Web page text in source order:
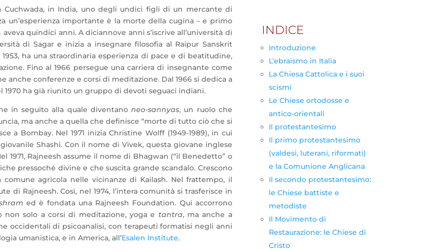
Cuchwada, in India, uno degli undici figli di un mercante di
un’esperienza importante è la morte della cugina – e primo
quindici anni. A diciannove anni s’iscrive all’università di
di Sagar e inizia a insegnare filosofia al Raipur Sanskrit
ha una straordinaria esperienza di pace e di beatitudine,
Fino al 1966 persegue una carriera di insegnante come
anche conferenze e corsi di meditazione. Dal 1966 si dedica a
ha già riunito un gruppo di devoti seguaci indiani.
in seguito alla quale diventanoneo-sannyas, un ruolo che
ma anche a quella che definisce “morte di tutto ciò che si
a Bombay. Nel 1971 inizia Christine Wolff (1949-1989), in cui
Shashi. Con il nome di Vivek, questa giovane inglese
1971, Rajneesh assume il nome di Bhagwan (“il Benedetto” o
pressoché divine e che suscita grande scandalo. Crescono
agricola nelle vicinanze di Kailash. Nel frattempo, il
di Rajneesh. Così, nel 1974, l’intera comunità si trasferisce in
ed è fondata una Rajneesh Foundation. Qui accorrono
solo a corsi di meditazione, yoga e tantra, ma anche a
occidentali di psicoanalisi, con terapeuti formatisi negli anni
umanistica, e in America, all’Esalen Institute.
INDICE
Introduzione
L’ebraismo in Italia
La Chiesa Cattolica e i suoi
scismi
Le Chiese ortodosse e
antico-orientali
Il protestantesimo
Il primo protestantesimo
(valdesi, luterani, riformati)
e la Comunione Anglicana
Il secondo protestantesimo:
le Chiese battiste e
metodiste
Il Movimento di
Restaurazione: le Chiese di
Cristo